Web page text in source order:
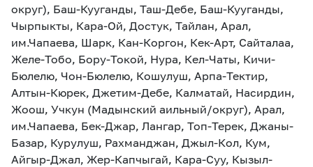
округ), Баш-Кууганды, Таш-Дебе, Баш-Кууганды,
Чырпыкты, Кара-Ой, Достук, Тайлан, Арал,
им.Чапаева, Шарк, Кан-Коргон, Кек-Арт, Сайталаа,
Желе-Тобо, Бору-Токой, Нура, Кел-Чаты, Кичи-
Бюлелю, Чон-Бюлелю, Кошулуш, Арпа-Тектир,
Алтын-Кюрек, Джетим-Дебе, Калматай, Насирдин,
Жоош, Учкун (Мадынский аильный/округ), Арал,
им.Чапаева, Бек-Джар, Лангар, Топ-Терек, Джаны-
Базар, Курулуш, Рахманджан, Джыл-Кол, Кум,
Айгыр-Джал, Жер-Капчыгай, Кара-Суу, Кызыл-